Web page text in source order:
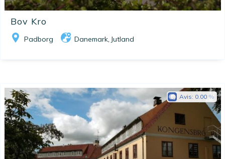
Bov Kro
Padborg Danemark, Jutland
Avis: 0.00